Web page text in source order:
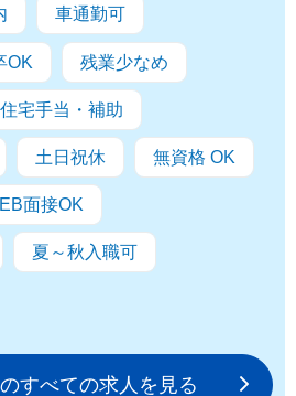
車通勤可
OK 残業少なめ
住宅手当・補助
土日祝休 無資格 OK
面接OK
夏～秋入職可
すべての求人を見る